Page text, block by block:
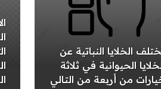
الخلايا النباتية عن
الحيوانية في ثلاثة
من أربعة من التالي